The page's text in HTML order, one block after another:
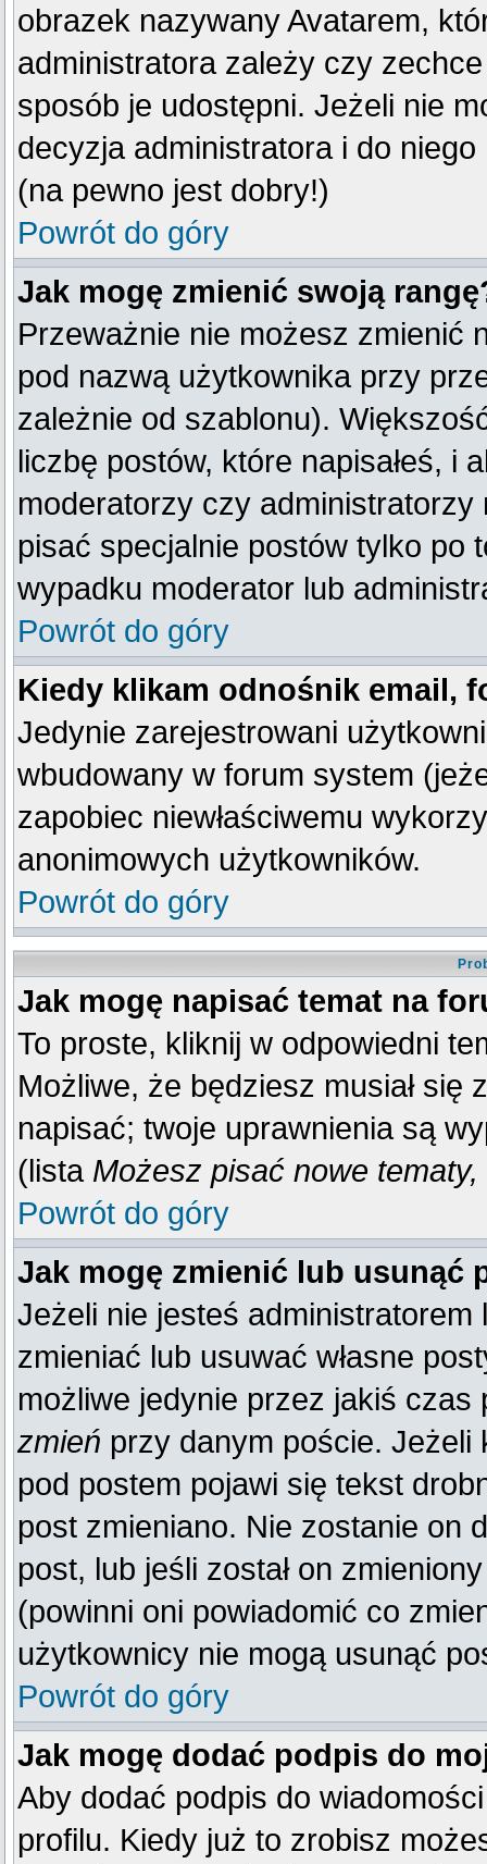
obrazek nazywany Avatarem,
administratora zależy czy
sposób je udostępni. Jeżeli nie
decyzja administratora i do
(na pewno jest dobry!)
Powrót do góry
Jak mogę zmienić swoją
Przeważnie nie możesz zmienić
pod nazwą użytkownika przy
zależnie od szablonu).
liczbę postów, które napisałeś, i
moderatorzy czy
pisać specjalnie postów tylko po
wypadku moderator lub
Powrót do góry
Kiedy klikam odnośnik email,
Jedynie zarejestrowani
wbudowany w forum system
zapobiec niewłaściwemu
anonimowych użytkowników.
Powrót do góry
Jak mogę napisać temat na
To proste, kliknij w odpowiedni
Możliwe, że będziesz musiał się
napisać; twoje uprawnienia są
(lista Możesz pisać nowe
Powrót do góry
Jak mogę zmienić lub usunąć
Jeżeli nie jesteś
zmieniać lub usuwać własne
możliwe jedynie przez jakiś
zmień przy danym poście. Jeżeli
pod postem pojawi się tekst
post zmieniano. Nie zostanie on
post, lub jeśli został on
(powinni oni powiadomić co
użytkownicy nie mogą usunąć
Powrót do góry
Jak mogę dodać podpis do
Aby dodać podpis do
profilu. Kiedy już to zrobisz